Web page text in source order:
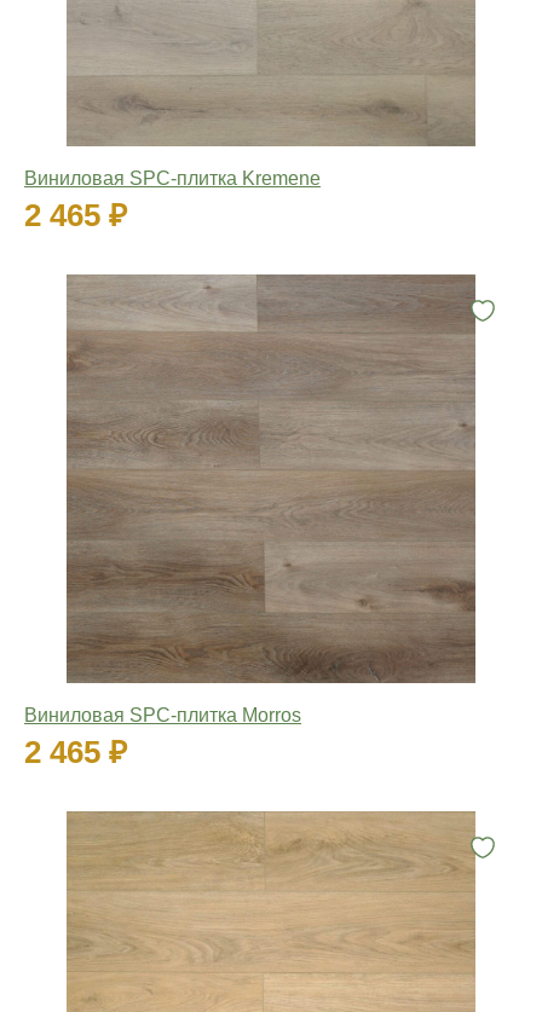
Виниловая SPC-плитка Kremene
2 465 ₽
Виниловая SPC-плитка Morros
2 465 ₽
Количество:
Количество: